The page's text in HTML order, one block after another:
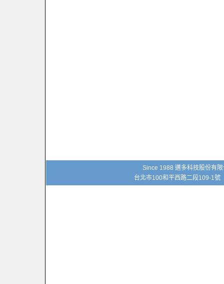
Since 1988 邁多科技股份
台北市100和平西路二段109-1號